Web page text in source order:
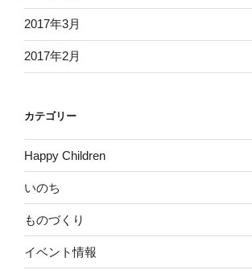
2017年3月
2017年2月
カテゴリー
Happy Children
いのち
ものづくり
イベント情報